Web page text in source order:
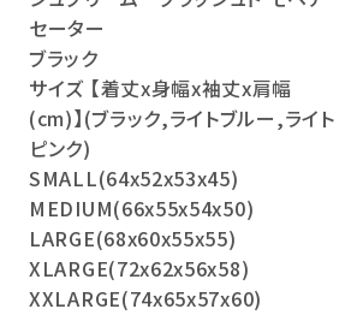
セーター
ブラック
サイズ 【着丈x身幅x袖丈x肩幅
(cm)】(ブラック,ライトブルー,ライト
ピンク)
SMALL(64x52x53x45)
MEDIUM(66x55x54x50)
LARGE(68x60x55x55)
XLARGE(72x62x56x58)
XXLARGE(74x65x57x60)